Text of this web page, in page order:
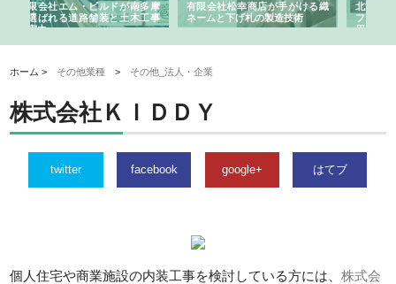
有限会社松幸商店が手がける織
ネームと下げ札の製造技術
北海道軽金属株式会社がスノー
フライとテーパーブロックの専
用ページを新設
ホーム > その他業種 > その他_法人・企業
株式会社ＫＩＤＤＹ
twitter facebook google+ はてブ
個人住宅や商業施設の内装工事を検討している方には、株式会